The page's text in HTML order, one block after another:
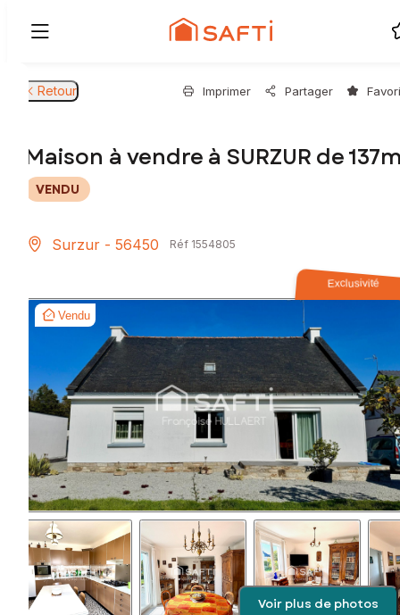
Retour Imprimer Partager
Maison à vendre à SURZUR de
VENDU
Surzur - 56450 Réf 1554805
Exclusivité
Vendu
Voir plus de photos